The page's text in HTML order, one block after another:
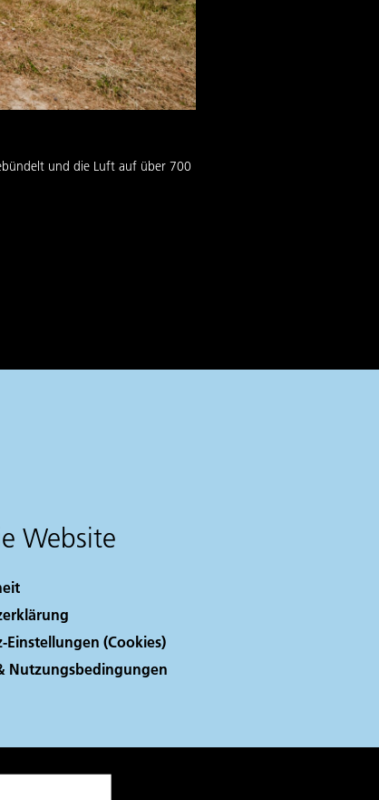
und die Luft auf über 700
Website
Einstellungen (Cookies)
Nutzungsbedingungen